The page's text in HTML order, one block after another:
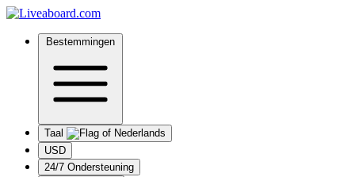
Bestemmingen
Taal
USD
24/7 Ondersteuning